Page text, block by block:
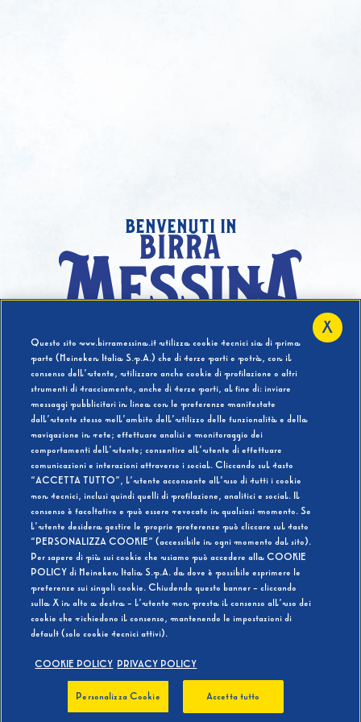
benvenuti in
Hai compiuto 18 Anni?
SI NO
BEVI RESPONSABILMENTE
Questo sito www.birramessina.it utilizza cookie tecnici sia di prima
parte (Heineken Italia S.p.A.) che di terze parti e potrà, con il
consenso dell’utente, utilizzare anche cookie di profilazione o altri
strumenti di tracciamento, anche di terze parti, al fine di: inviare
messaggi pubblicitari in linea con le preferenze manifestate
dall’utente stesso nell’ambito dell’utilizzo delle funzionalità e della
navigazione in rete; effettuare analisi e monitoraggio dei
comportamenti dell’utente; consentire all’utente di effettuare
comunicazioni e interazioni attraverso i social. Cliccando sul tasto
“ACCETTA TUTTO”, l’utente acconsente all’uso di tutti i cookie
non tecnici, inclusi quindi quelli di profilazione, analitici e social. Il
consenso è facoltativo e può essere revocato in qualsiasi momento. Se
l’utente desidera gestire le proprie preferenze può cliccare sul tasto
“PERSONALIZZA COOKIE” (accessibile in ogni momento dal sito).
Per sapere di più sui cookie che usiamo può accedere alla COOKIE
POLICY di Heineken Italia S.p.A. da dove è possibile esprimere le
preferenze sui singoli cookie. Chiudendo questo banner - cliccando
sulla X in alto a destra - l’utente non presta il consenso all’uso dei
cookie che richiedono il consenso, mantenendo le impostazioni di
default (solo cookie tecnici attivi).
COOKIE POLICY PRIVACY POLICY
Personalizza Cookie Accetta tutto
X